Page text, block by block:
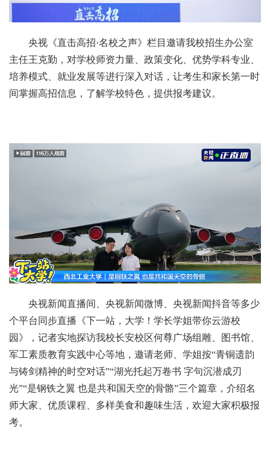
央视《直击高招·名校之声》栏目邀请我校招生办公室
主任王克勤，对学校师资力量、政策变化、优势学科专业、
培养模式、就业发展等进行深入对话，让考生和家长第一时
间掌握高招信息，了解学校特色，提供报考建议。
央视新闻直播间、央视新闻微博、央视新闻抖音等多少
个平台同步直播《下一站，大学！学长学姐带你云游校
园》，记者实地探访我校长安校区何尊广场组雕、图书馆、
军工素质教育实践中心等地，邀请老师、学姐按“青铜遗韵
与铸剑精神的时空对话”“湖光托起万卷书 字句沉潜成刃
光”“是钢铁之翼 也是共和国天空的骨骼”三个篇章，介绍名
师大家、优质课程、多样美食和趣味生活，欢迎大家积极报
考。